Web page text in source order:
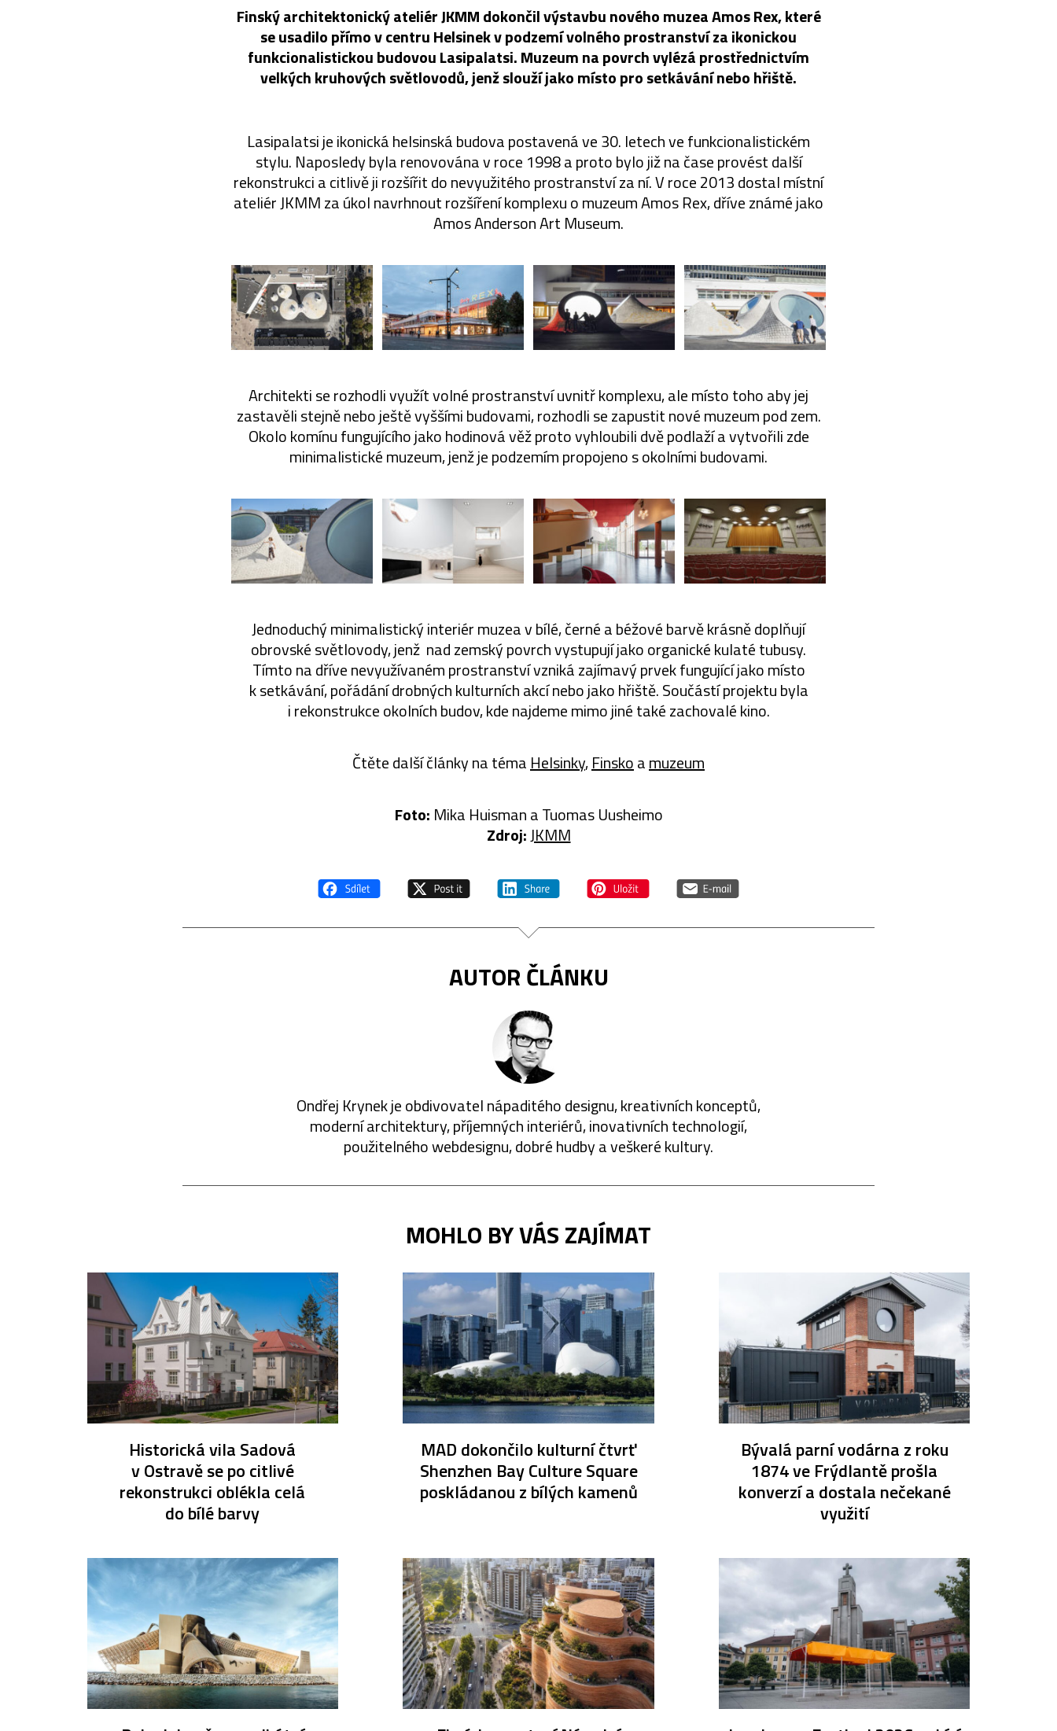
Finský architektonický ateliér JKMM dokončil výstavbu nového muzea Amos Rex, které
se usadilo přímo v centru Helsinek v podzemí volného prostranství za ikonickou
funkcionalistickou budovou Lasipalatsi. Muzeum na povrch vylézá prostřednictvím
velkých kruhových světlovodů, jenž slouží jako místo pro setkávání nebo hřiště.
Lasipalatsi je ikonická helsinská budova postavená ve 30. letech ve funkcionalistickém
stylu. Naposledy byla renovována v roce 1998 a proto bylo již na čase provést další
rekonstrukci a citlivě ji rozšířit do nevyužitého prostranství za ní. V roce 2013 dostal místní
ateliér JKMM za úkol navrhnout rozšíření komplexu o muzeum Amos Rex, dříve známé jako
Amos Anderson Art Museum.
Architekti se rozhodli využít volné prostranství uvnitř komplexu, ale místo toho aby jej
zastavěli stejně nebo ještě vyššími budovami, rozhodli se zapustit nové muzeum pod zem.
Okolo komínu fungujícího jako hodinová věž proto vyhloubili dvě podlaží a vytvořili zde
minimalistické muzeum, jenž je podzemím propojeno s okolními budovami.
Jednoduchý minimalistický interiér muzea v bílé, černé a béžové barvě krásně doplňují
obrovské světlovody, jenž nad zemský povrch vystupují jako organické kulaté tubusy.
Tímto na dříve nevyužívaném prostranství vzniká zajímavý prvek fungující jako místo
k setkávání, pořádání drobných kulturních akcí nebo jako hřiště. Součástí projektu byla
i rekonstrukce okolních budov, kde najdeme mimo jiné také zachovalé kino.
Čtěte další články na téma Helsinky,Finskoamuzeum
Foto: Mika Huisman a Tuomas Uusheimo
Zdroj:JKMM
AUTOR ČLÁNKU
Ondřej Krynek je obdivovatel nápaditého designu, kreativních konceptů,
moderní architektury, příjemných interiérů, inovativních technologií,
použitelného webdesignu, dobré hudby a veškeré kultury.
MOHLO BY VÁS ZAJÍMAT
Historická vila Sadová
v Ostravě se po citlivé
rekonstrukci oblékla celá
do bílé barvy
MAD dokončilo kulturní čtvrť
Shenzhen Bay Culture Square
poskládanou z bílých kamenů
Bývalá parní vodárna z roku
1874 ve Frýdlantě prošla
konverzí a dostala nečekané
využití